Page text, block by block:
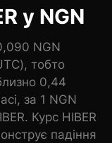
у NGN
NGN
тобто
0,44
за 1 NGN
Курс HIBER
падіння